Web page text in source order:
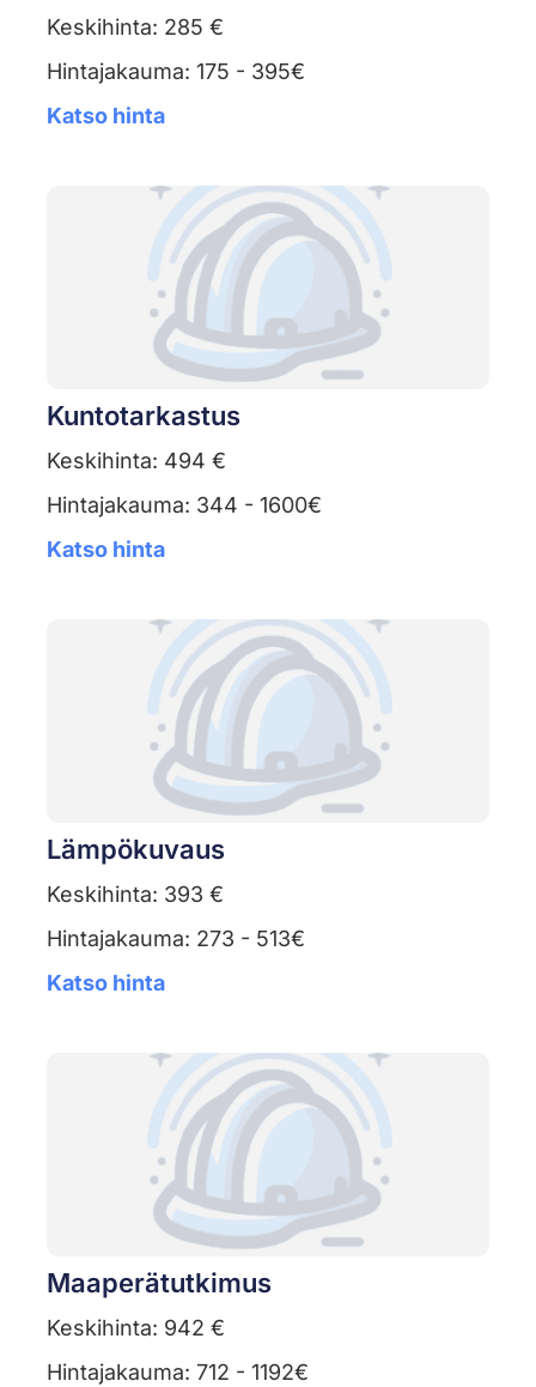
Keskihinta: 285 €
Hintajakauma: 175 - 395€
Katso hinta
Kuntotarkastus
Keskihinta: 494 €
Hintajakauma: 344 - 1600€
Katso hinta
Lämpökuvaus
Keskihinta: 393 €
Hintajakauma: 273 - 513€
Katso hinta
Maaperätutkimus
Keskihinta: 942 €
Hintajakauma: 712 - 1192€